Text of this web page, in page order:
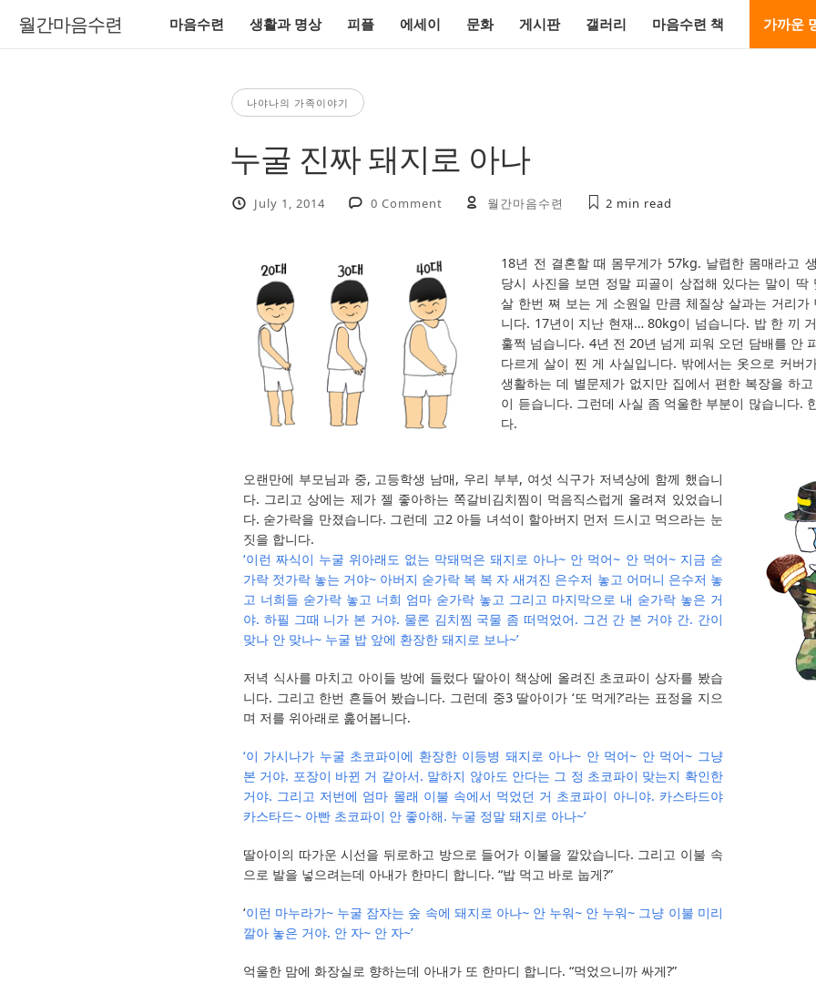
월간마음수련 마음수련 생활과 명상 피플 에세이 문화 게시판 갤러리 마음수련 책 가까운
나야나의 가족이야기
누굴 진짜 돼지로 아나
July 1, 2014 0 Comment 월간마음수련 2 min read
18년 전 결혼할 때 몸무게가 57kg. 날렵한 몸매라고
당시 사진을 보면 정말 피골이 상접해 있다는 말이 딱
살 한번 쪄 보는 게 소원일 만큼 체질상 살과는 거리가
니다. 17년이 지난 현재… 80kg이 넘습니다. 밥 한 끼
훌쩍 넘습니다. 4년 전 20년 넘게 피워 오던 담배를 안
다르게 살이 찐 게 사실입니다. 밖에서는 옷으로 커버
생활하는 데 별문제가 없지만 집에서 편한 복장을 하
이 듣습니다. 그런데 사실 좀 억울한 부분이 많습니다.
다.
오랜만에 부모님과 중, 고등학생 남매, 우리 부부, 여섯 식구가 저녁상에 함께 했습니
다. 그리고 상에는 제가 젤 좋아하는 쪽갈비김치찜이 먹음직스럽게 올려져 있었습니
다. 숟가락을 만졌습니다. 그런데 고2 아들 녀석이 할아버지 먼저 드시고 먹으라는 눈
짓을 합니다.
‘이런 짜식이 누굴 위아래도 없는 막돼먹은 돼지로 아나~ 안 먹어~ 안 먹어~ 지금 숟
가락 젓가락 놓는 거야~ 아버지 숟가락 복 복 자 새겨진 은수저 놓고 어머니 은수저 놓
고 너희들 숟가락 놓고 너희 엄마 숟가락 놓고 그리고 마지막으로 내 숟가락 놓은 거
야. 하필 그때 니가 본 거야. 물론 김치찜 국물 좀 떠먹었어. 그건 간 본 거야 간. 간이
맞나 안 맞나~ 누굴 밥 앞에 환장한 돼지로 보나~’
저녁 식사를 마치고 아이들 방에 들렀다 딸아이 책상에 올려진 초코파이 상자를 봤습
니다. 그리고 한번 흔들어 봤습니다. 그런데 중3 딸아이가 ‘또 먹게?’라는 표정을 지으
며 저를 위아래로 훑어봅니다.
‘이 가시나가 누굴 초코파이에 환장한 이등병 돼지로 아나~ 안 먹어~ 안 먹어~ 그냥
본 거야. 포장이 바뀐 거 같아서. 말하지 않아도 안다는 그 정 초코파이 맞는지 확인한
거야. 그리고 저번에 엄마 몰래 이불 속에서 먹었던 거 초코파이 아니야. 카스타드야
카스타드~ 아빤 초코파이 안 좋아해. 누굴 정말 돼지로 아나~’
딸아이의 따가운 시선을 뒤로하고 방으로 들어가 이불을 깔았습니다. 그리고 이불 속
으로 발을 넣으려는데 아내가 한마디 합니다. “밥 먹고 바로 눕게?”
‘이런 마누라가~ 누굴 잠자는 숲 속에 돼지로 아나~ 안 누워~ 안 누워~ 그냥 이불 미리
깔아 놓은 거야. 안 자~ 안 자~’
억울한 맘에 화장실로 향하는데 아내가 또 한마디 합니다. “먹었으니까 싸게?”